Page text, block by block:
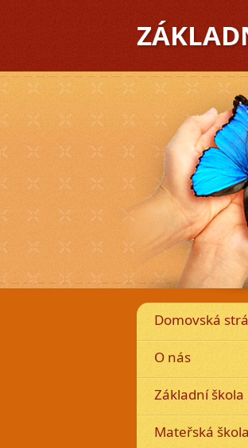
Předchozí
Domovská
O nás
Základní škola
Mateřská škola